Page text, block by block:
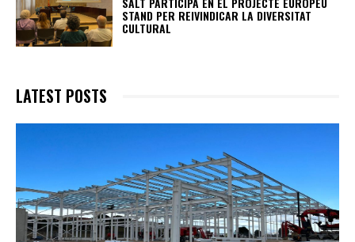
STAND PER REIVINDICAR LA DIVERSITAT
CULTURAL
LATEST POSTS